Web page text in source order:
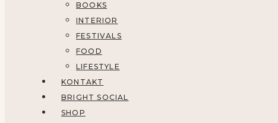
BOOKS
INTERIOR
FESTIVALS
FOOD
LIFESTYLE
KONTAKT
BRIGHT SOCIAL
SHOP